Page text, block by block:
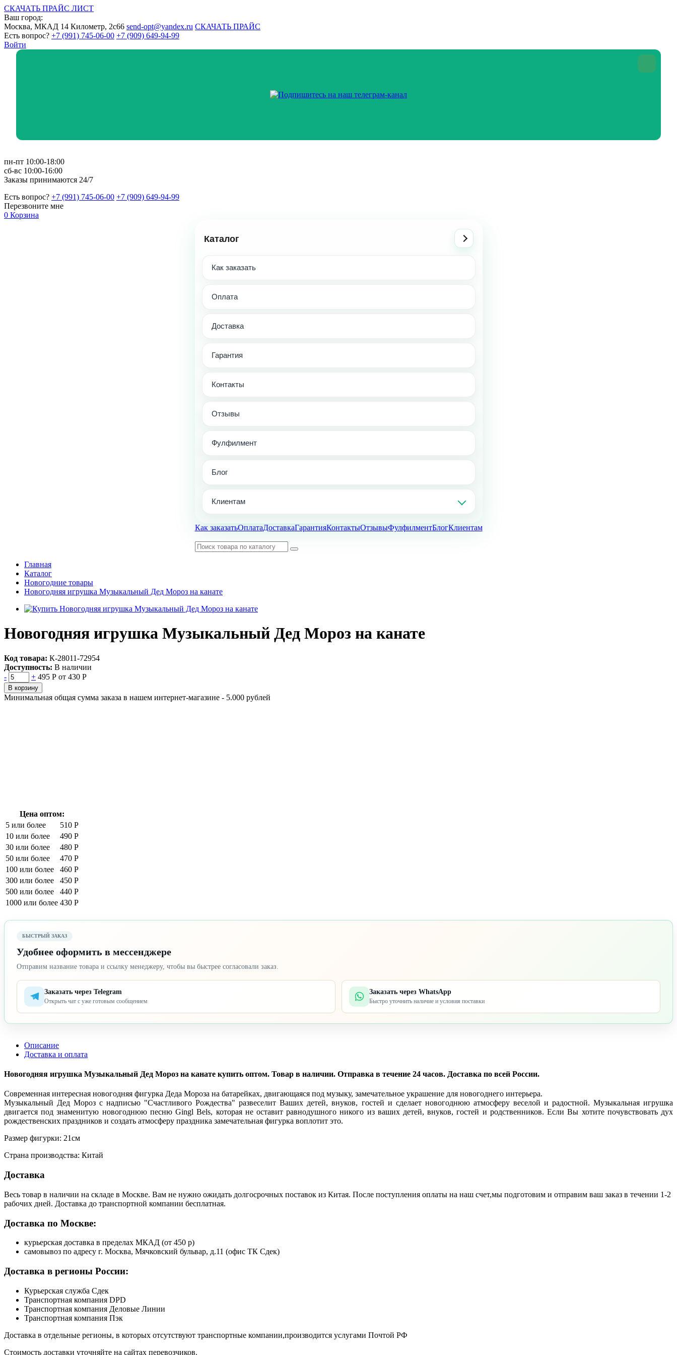
СКАЧАТЬ ПРАЙС ЛИСТ
Ваш город:
Москва, МКАД 14 Километр, 2с66 send-opt@yandex.ru СКАЧАТЬ ПРАЙС
Есть вопрос? +7 (991) 745-06-00 +7 (909) 649-94-99
Войти
пн-пт 10:00-18:00
сб-вс 10:00-16:00
Заказы принимаются 24/7
Есть вопрос? +7 (991) 745-06-00 +7 (909) 649-94-99
Перезвоните мне
0 Корзина
Каталог
Как заказать
Оплата
Доставка
Гарантия
Контакты
Отзывы
Фулфилмент
Блог
Клиентам
Как заказатьОплатаДоставкаГарантияКонтактыОтзывыФулфилментБлогКлиентам
Главная
Каталог
Новогодние товары
Новогодняя игрушка Музыкальный Дед Мороз на канате
Новогодняя игрушка Музыкальный Дед Мороз на канате
Код товара: К-28011-72954
Доступность: В наличии
-
+ 495 Р от 430 Р
В корзину
Минимальная общая сумма заказа в нашем интернет-магазине - 5.000 рублей
Цена оптом:
5 или более
510 Р
10 или более
490 Р
30 или более
480 Р
50 или более
470 Р
100 или более
460 Р
300 или более
450 Р
500 или более
440 Р
1000 или более 430 Р
БЫСТРЫЙ ЗАКАЗ
Удобнее оформить в мессенджере
Отправим название товара и ссылку менеджеру, чтобы вы быстрее согласовали заказ.
Заказать через Telegram
Открыть чат с уже готовым сообщением
Заказать через WhatsApp
Быстро уточнить наличие и условия поставки
Описание
Доставка и оплата
Новогодняя игрушка Музыкальный Дед Мороз на канате купить оптом. Товар в наличии. Отправка в течение 24 часов. Доставка по всей России.
Современная интересная новогодняя фигурка Деда Мороза на батарейках, двигающаяся под музыку, замечательное украшение для новогоднего интерьера.
Музыкальный Дед Мороз с надписью "Счастливого Рождества" развеселит Ваших детей, внуков, гостей и сделает новогоднюю атмосферу веселой и радостной. Музыкальная игрушка
двигается под знаменитую новогоднюю песню Gingl Bels, которая не оставит равнодушного никого из ваших детей, внуков, гостей и родственников. Если Вы хотите почувствовать дух
рождественских праздников и создать атмосферу праздника замечательная фигурка воплотит это.
Размер фигурки: 21см
Страна производства: Китай
Доставка
Весь товар в наличии на складе в Москве. Вам не нужно ожидать долгосрочных поставок из Китая. После поступления оплаты на наш счет,мы подготовим и отправим ваш заказ в течении 1-2
рабочих дней. Доставка до транспортной компании бесплатная.
Доставка по Москве:
курьерская доставка в пределах МКАД (от 450 р)
самовывоз по адресу г. Москва, Мячковский бульвар, д.11 (офис ТК Сдек)
Доставка в регионы России:
Курьерская служба Сдек
Транспортная компания DPD
Транспортная компания Деловые Линии
Транспортная компания Пэк
Доставка в отдельные регионы, в которых отсутствуют транспортные компании,производится услугами Почтой РФ
Стоимость доставки уточняйте на сайтах перевозчиков.